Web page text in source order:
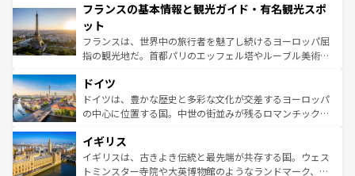
ませてくれるイタリアで、忘れられない旅をしてみよう！
なお、新着のイタリア情報は
しい。
文化が根付くこの国では、情熱的なフラメンコ、熱気あふ
れる闘牛、そして美味しいタパスが生活の一部となってい
る。首都マドリードの洗練された雰囲気や、バルセロナの
アートに溢れた街角から、地方では古代ローマ遺跡や中世
せる。地方によって風土や気候が異なるスペインはその個
性で訪れる人を魅了する。 なお、新着のスペイン情報は コ
ンテンツ一覧を参照してほしい。
フランスの基本情報と観光ガイド・有名観光スポ
ット
フランスは、世界中の旅行者を魅了し続けるヨーロッパ屈
指の観光地だ。首都パリのエッフェル塔やルーブル美術館
で、幅広い魅力が詰まっている。華麗な宮殿、歴史的な大
聖堂、美しいビーチ、そして豊かな自然が、訪れる者を心
から魅了する。また、フランスは美食の国としても知ら
いる。シャンパンの発祥地であるランス、プロヴァンスの
香り高いラベンダー畑など、多彩な楽しみ方が可能だ。さ
らに、パリ以外の地域にも魅力が溢れており、どの街角に
ドイツ
ドイツは、豊かな歴史と多彩な文化が交差するヨーロッパ
の中心に位置する国。中世の街並みが残るロマンチック街
顔を持つこの国は、どこを歩いても飽きることがない。ベ
ルリンの文化的活気、バイエルン州のアルプスの絶景、そ
してライン川沿いのワイン畑といった風景は必見。ビール
イギリス
イギリスは、古きよき伝統と最先端が共存する国。ウェス
トミンスター寺院や大英博物館のようなランドマーク、歴